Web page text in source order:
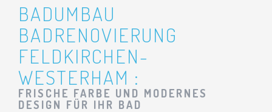
BADUMBAU
BADRENOVIERUNG
FELDKIRCHEN-
WESTERHAM :
FRISCHE FARBE UND MODERNES
DESIGN FÜR IHR BAD